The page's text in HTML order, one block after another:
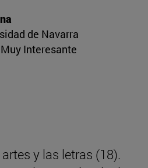
de Navarra
Interesante
y las letras (18).